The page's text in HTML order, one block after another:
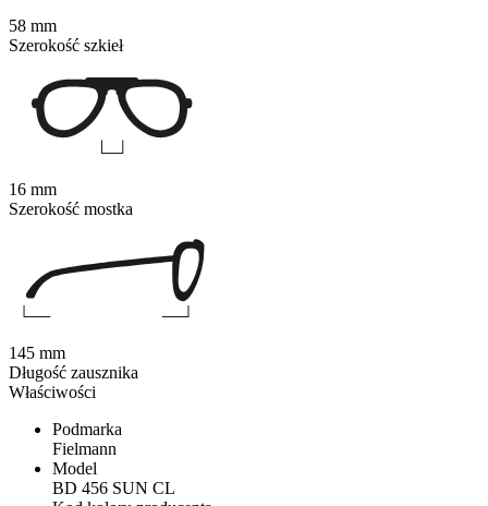
Właściwości
Podmarka
Fielmann
Model
BD 456 SUN CL
58 mm
Szerokość szkieł
16 mm
Szerokość mostka
145 mm
Długość zausznika